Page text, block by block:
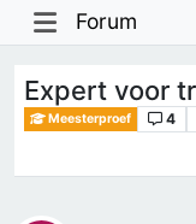
Forum
Expert voor
Meesterproef 4